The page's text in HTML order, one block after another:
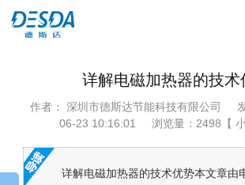
详解电磁加热器的技术
作者： 深圳市德斯达节能科技有限公司
06-23 10:16:01
浏览量：2498【
详解电磁加热器的技术优势本文章由